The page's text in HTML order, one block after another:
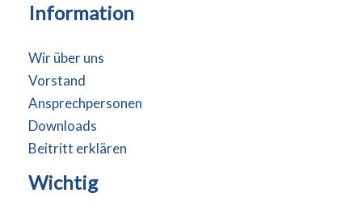
Information
Wir über uns
Vorstand
Ansprechpersonen
Downloads
Beitritt erklären
Wichtig